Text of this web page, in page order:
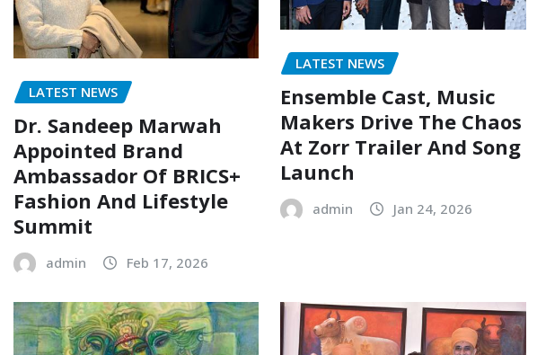
LATEST NEWS
Dr. Sandeep Marwah
Appointed Brand
Ambassador Of BRICS+
Fashion And Lifestyle
Summit
admin Feb 17, 2026
LATEST NEWS
Ensemble Cast, Music
Makers Drive The Chaos
At Zorr Trailer And Song
Launch
admin Jan 24, 2026